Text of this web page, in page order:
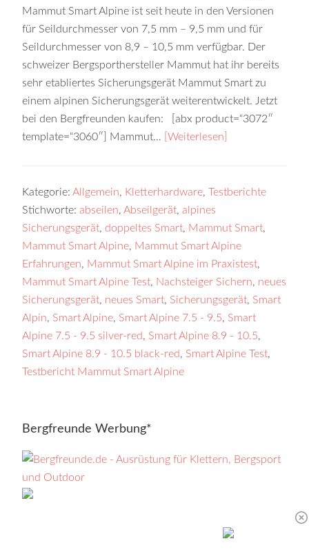
Mammut Smart Alpine ist seit heute in den Versionen
für Seildurchmesser von 7,5 mm – 9,5 mm und für
Seildurchmesser von 8,9 – 10,5 mm verfügbar. Der
schweizer Bergsporthersteller Mammut hat ihr bereits
sehr etabliertes Sicherungsgerät Mammut Smart zu
einem alpinen Sicherungsgerät weiterentwickelt. Jetzt
bei den Bergfreunden kaufen: [abx product=“3072″
template=“3060″] Mammut…
[Weiterlesen]
Kategorie:Allgemein, Kletterhardware,Testberichte
Stichworte:abseilen,Abseilgerät,alpines
Sicherungsgerät, doppeltes Smart, Mammut Smart,
Mammut Smart Alpine, Mammut Smart Alpine
Erfahrungen, Mammut Smart Alpine im Praxistest,
Mammut Smart Alpine Test, Nachsteiger Sichern, neues
Sicherungsgerät, neues Smart, Sicherungsgerät, Smart
Alpin, Smart Alpine, Smart Alpine 7.5 - 9.5, Smart
Alpine 7.5 - 9.5 silver-red, Smart Alpine 8.9 - 10.5,
Smart Alpine 8.9 - 10.5 black-red, Smart Alpine Test,
Testbericht Mammut Smart Alpine
Bergfreunde Werbung*